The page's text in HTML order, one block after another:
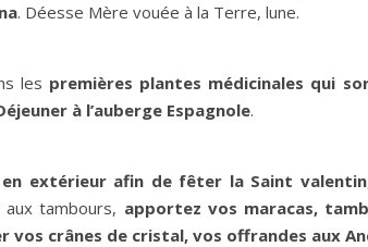
. Déesse Mère vouée à la Terre, lune.
les premières plantes médicinales qui
à l’auberge Espagnole.
en extérieur afin de fêter la Saint valentin
aux tambours, apportez vos maracas,
vos crânes de cristal, vos offrandes aux